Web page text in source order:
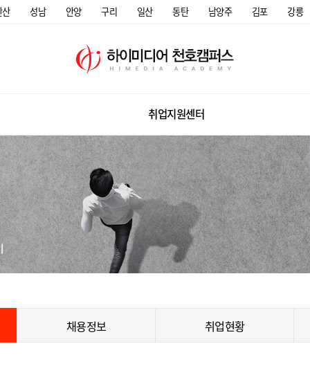
성남 안양 구리 일산 동탄 남양주 김포 강릉
취업지원센터
채용정보 취업현황